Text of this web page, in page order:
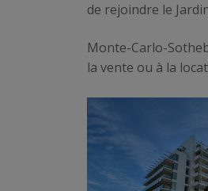
de rejoindre le
Monte-Carlo-
la vente ou à la